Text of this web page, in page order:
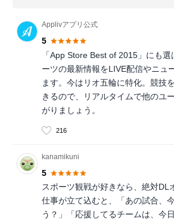
Applivアプリ公式
5
「App Store Best of 2015」にも
ーツの最新情報をLIVE配信やニュ
ます。今はリオ五輪に特化。競技
きるので、リアルタイムで他のユ
がりましょう。
216
kanamikuni
5
スポーツ観戦が好きなら、絶対DL
仕事が立て込むと、「あの試合、
う？」「応援してるチームは、今